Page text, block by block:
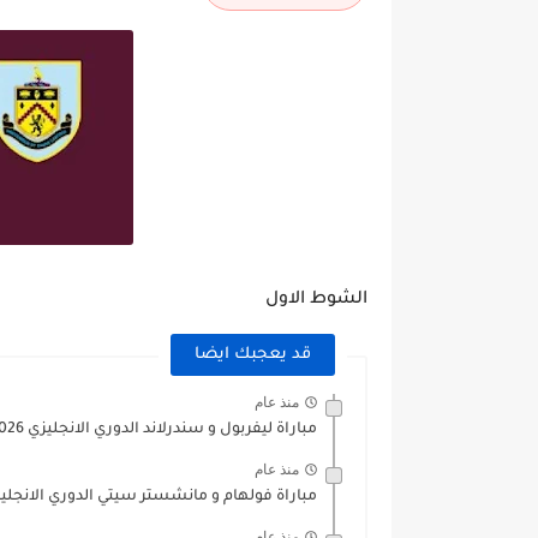
الشوط الاول
قد يعجبك ايضا
منذ عام
مباراة ليفربول و سندرلاند الدوري الانجليزي 2025/2026
منذ عام
مباراة فولهام و مانشستر سيتي الدوري الانجليزي 2025/